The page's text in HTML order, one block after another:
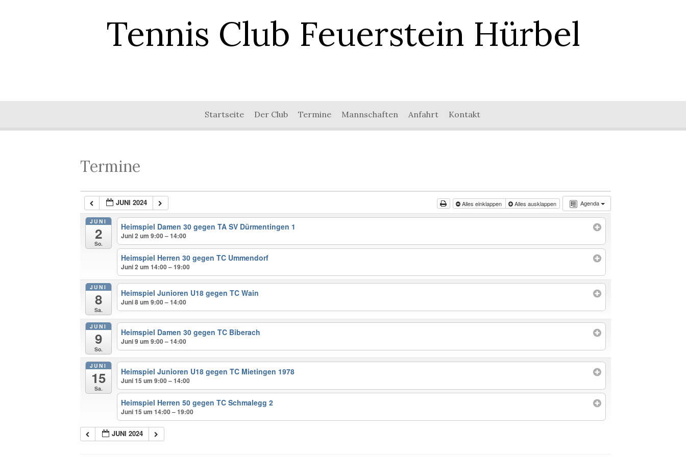
Tennis Club Feuerstein Hürbel
Startseite Der Club Termine Mannschaften Anfahrt Kontakt
Termine
Agenda
JUNI 2024 Alles einklappen Alles ausklappen
JUNI
2
So.
Heimspiel Damen 30 gegen TA SV Dürmentingen 1
Juni 2 um 9:00 – 14:00
Heimspiel Herren 30 gegen TC Ummendorf
Juni 2 um 14:00 – 19:00
JUNI
8
Sa.
Heimspiel Junioren U18 gegen TC Wain
Juni 8 um 9:00 – 14:00
JUNI
9
So.
Heimspiel Damen 30 gegen TC Biberach
Juni 9 um 9:00 – 14:00
JUNI
15
Sa.
Heimspiel Junioren U18 gegen TC Mietingen 1978
Juni 15 um 9:00 – 14:00
Heimspiel Herren 50 gegen TC Schmalegg 2
Juni 15 um 14:00 – 19:00
JUNI 2024